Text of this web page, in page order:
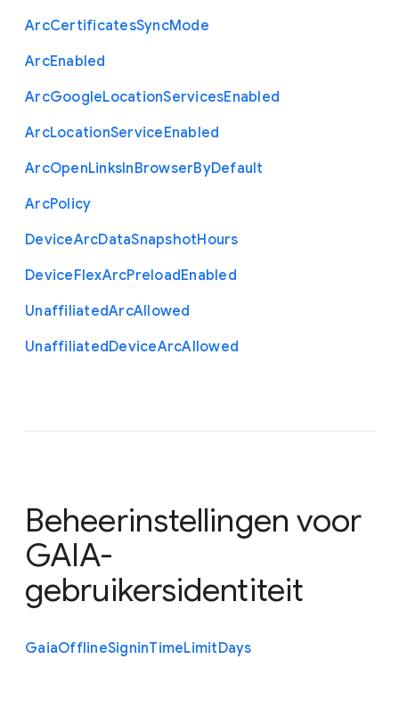
ArcCertificatesSyncMode
ArcEnabled
ArcGoogleLocationServicesEnabled
ArcLocationServiceEnabled
ArcOpenLinksInBrowserByDefault
ArcPolicy
DeviceArcDataSnapshotHours
DeviceFlexArcPreloadEnabled
UnaffiliatedArcAllowed
UnaffiliatedDeviceArcAllowed
Beheerinstellingen voor
GAIA-
gebruikersidentiteit
GaiaOfflineSigninTimeLimitDays